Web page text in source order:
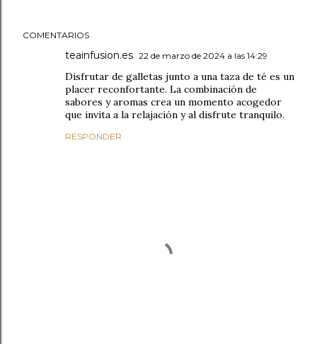
COMENTARIOS
teainfusion.es 22 de marzo de 2024 a las 14:29
Disfrutar de galletas junto a una taza de té es un
placer reconfortante. La combinación de
sabores y aromas crea un momento acogedor
que invita a la relajación y al disfrute tranquilo.
RESPONDER